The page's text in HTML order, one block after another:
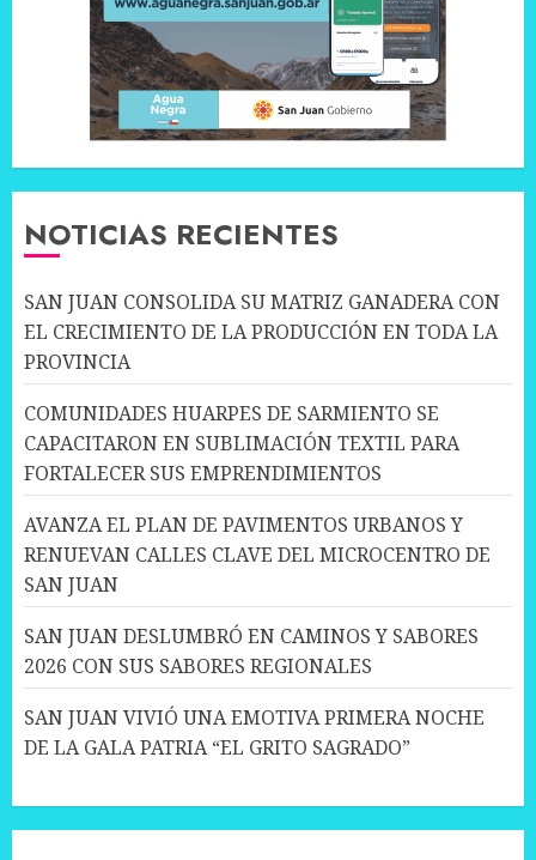
NOTICIAS RECIENTES
SAN JUAN CONSOLIDA SU MATRIZ GANADERA CON
EL CRECIMIENTO DE LA PRODUCCIÓN EN TODA LA
PROVINCIA
COMUNIDADES HUARPES DE SARMIENTO SE
CAPACITARON EN SUBLIMACIÓN TEXTIL PARA
FORTALECER SUS EMPRENDIMIENTOS
AVANZA EL PLAN DE PAVIMENTOS URBANOS Y
RENUEVAN CALLES CLAVE DEL MICROCENTRO DE
SAN JUAN
SAN JUAN DESLUMBRÓ EN CAMINOS Y SABORES
2026 CON SUS SABORES REGIONALES
SAN JUAN VIVIÓ UNA EMOTIVA PRIMERA NOCHE
DE LA GALA PATRIA “EL GRITO SAGRADO”